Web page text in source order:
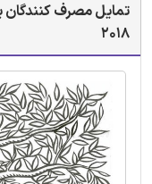
تمایل مصرف کنندگان
2018